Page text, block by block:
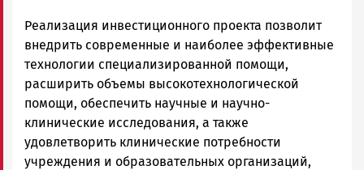
Реализация инвестиционного проекта позволит
внедрить современные и наиболее эффективные
технологии специализированной помощи,
расширить объемы высокотехнологической
помощи, обеспечить научные и научно-
клинические исследования, а также
удовлетворить клинические потребности
учреждения и образовательных организаций,